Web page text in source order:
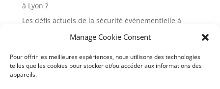
Manage Cookie Consent
Pour offrir les meilleures expériences, nous utilisons des technologies
telles que les cookies pour stocker et/ou accéder aux informations des
appareils.
à Lyon ?
Les défis actuels de la sécurité événementielle à
Lyon et comment les surmonter
sécurité événementielle pour les festivals à Lyon ?
Quelles sont les 7 réglementations en vigueur pour